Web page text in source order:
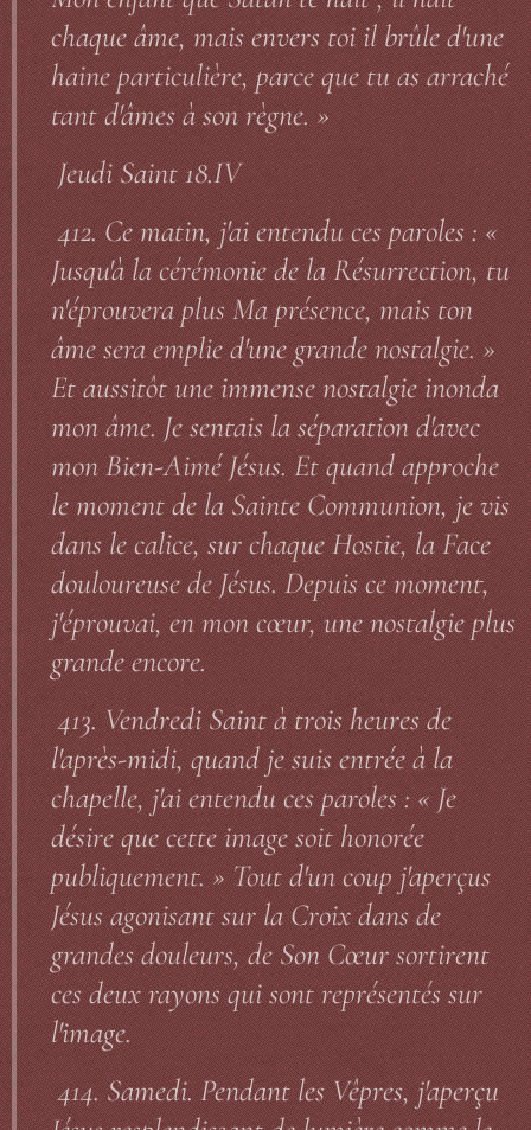
chaque âme, mais envers toi il brûle d'une
haine particulière, parce que tu as arraché
tant d'âmes à son règne. »
Jeudi Saint 18.IV
412. Ce matin, j'ai entendu ces paroles : «
Jusqu'à la cérémonie de la Résurrection, tu
n'éprouvera plus Ma présence, mais ton
âme sera emplie d'une grande nostalgie. »
Et aussitôt une immense nostalgie inonda
mon âme. Je sentais la séparation d'avec
mon Bien-Aimé Jésus. Et quand approche
le moment de la Sainte Communion, je vis
dans le calice, sur chaque Hostie, la Face
douloureuse de Jésus. Depuis ce moment,
j'éprouvai, en mon cœur, une nostalgie plus
grande encore.
413. Vendredi Saint à trois heures de
l'après-midi, quand je suis entrée à la
chapelle, j'ai entendu ces paroles : « Je
désire que cette image soit honorée
publiquement. » Tout d'un coup j'aperçus
Jésus agonisant sur la Croix dans de
grandes douleurs, de Son Cœur sortirent
ces deux rayons qui sont représentés sur
l'image.
414. Samedi. Pendant les Vêpres, j'aperçu